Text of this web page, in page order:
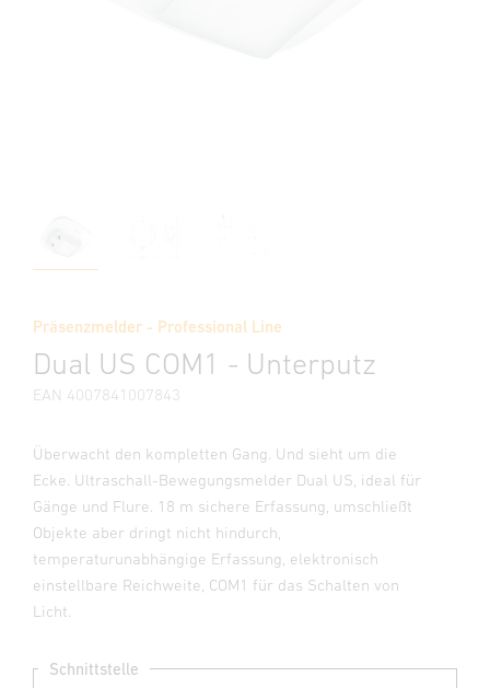
Präsenzmelder - Professional Line
Dual US COM1 - Unterputz
EAN 4007841007843
Überwacht den kompletten Gang. Und sieht um die
Ecke. Ultraschall-Bewegungsmelder Dual US, ideal für
Gänge und Flure. 18 m sichere Erfassung, umschließt
Objekte aber dringt nicht hindurch,
temperaturunabhängige Erfassung, elektronisch
einstellbare Reichweite, COM1 für das Schalten von
Licht.
Schnittstelle